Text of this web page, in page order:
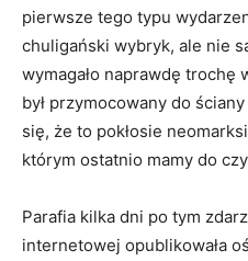
pierwsze tego typu
chuligański wybryk, ale nie
wymagało naprawdę trochę
był przymocowany do
się, że to pokłosie
którym ostatnio mamy do
Parafia kilka dni po tym
internetowej opublikowała